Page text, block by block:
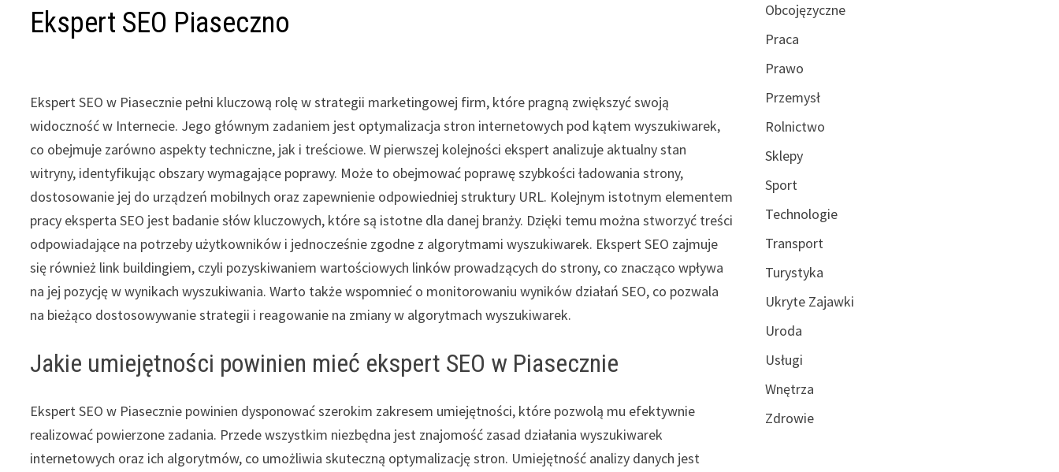
Ekspert SEO Piaseczno
Ekspert SEO w Piasecznie pełni kluczową rolę w strategii marketingowej firm, które pragną zwiększyć swoją
widoczność w Internecie. Jego głównym zadaniem jest optymalizacja stron internetowych pod kątem wyszukiwarek,
co obejmuje zarówno aspekty techniczne, jak i treściowe. W pierwszej kolejności ekspert analizuje aktualny stan
witryny, identyfikując obszary wymagające poprawy. Może to obejmować poprawę szybkości ładowania strony,
dostosowanie jej do urządzeń mobilnych oraz zapewnienie odpowiedniej struktury URL. Kolejnym istotnym elementem
pracy eksperta SEO jest badanie słów kluczowych, które są istotne dla danej branży. Dzięki temu można stworzyć treści
odpowiadające na potrzeby użytkowników i jednocześnie zgodne z algorytmami wyszukiwarek. Ekspert SEO zajmuje
się również link buildingiem, czyli pozyskiwaniem wartościowych linków prowadzących do strony, co znacząco wpływa
na jej pozycję w wynikach wyszukiwania. Warto także wspomnieć o monitorowaniu wyników działań SEO, co pozwala
na bieżąco dostosowywanie strategii i reagowanie na zmiany w algorytmach wyszukiwarek.
Jakie umiejętności powinien mieć ekspert SEO w Piasecznie
Ekspert SEO w Piasecznie powinien dysponować szerokim zakresem umiejętności, które pozwolą mu efektywnie
realizować powierzone zadania. Przede wszystkim niezbędna jest znajomość zasad działania wyszukiwarek
internetowych oraz ich algorytmów, co umożliwia skuteczną optymalizację stron. Umiejętność analizy danych jest
Obcojęzyczne
Praca
Prawo
Przemysł
Rolnictwo
Sklepy
Sport
Technologie
Transport
Turystyka
Ukryte Zajawki
Uroda
Usługi
Wnętrza
Zdrowie